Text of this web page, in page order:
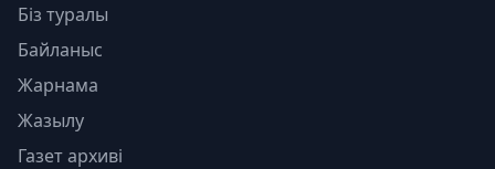
Біз туралы
Байланыс
Жарнама
Жазылу
Газет архиві